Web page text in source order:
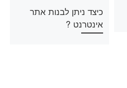
כיצד ניתן לבנות אתר
אינטרנט ?